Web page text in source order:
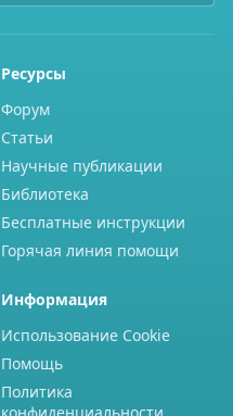
Ресурсы
Форум
Статьи
Научные публикации
Библиотека
Бесплатные инструкции
Горячая линия помощи
Информация
Использование Cookie
Помощь
Политика